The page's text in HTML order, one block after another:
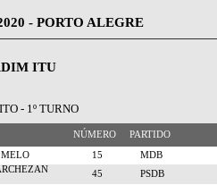
- PORTO ALEGRE
ITU
- 1º TURNO
NÚMERO PARTIDO
15 MDB
45 PSDB